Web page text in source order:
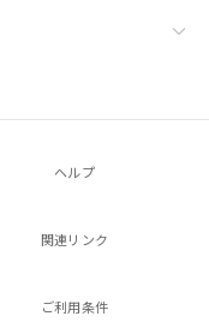
ヘルプ
関連リンク
ご利用条件